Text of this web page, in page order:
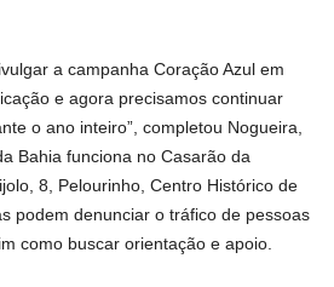
a campanha Coração Azul em
e agora precisamos continuar
o ano inteiro”, completou Nogueira,
Bahia funciona no Casarão da
8, Pelourinho, Centro Histórico de
podem denunciar o tráfico de pessoas
como buscar orientação e apoio.